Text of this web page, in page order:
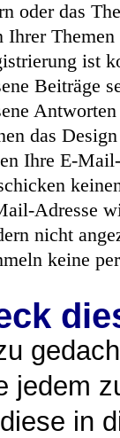
oder das
Ihrer
ist
Beiträge
das
Ihre E-
Adresse
nicht
keine
jedem
in